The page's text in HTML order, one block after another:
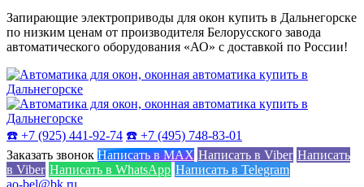
Запирающие электроприводы для окон купить в Дальнегорске
по низким ценам от производителя Белорусского завода
автоматического оборудования «АО» с доставкой по России!
☎️ +7 (925) 441-92-74 ☎️ +7 (495) 748-83-01
Заказать звонок Написать в MAX Написать в Viber Написать
в Viber Написать в WhatsApp Написать в Telegram
ao-bel@bk.ru